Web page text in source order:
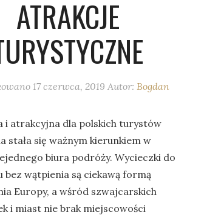
ATRAKCJE
17 czerwca, 2019 Autor: Bogdan
i atrakcyjna dla polskich turystów
stała się ważnym kierunkiem w
biura podróży. Wycieczki do
bez wątpienia są ciekawą formą
Europy, a wśród szwajcarskich
i miast nie brak miejscowości